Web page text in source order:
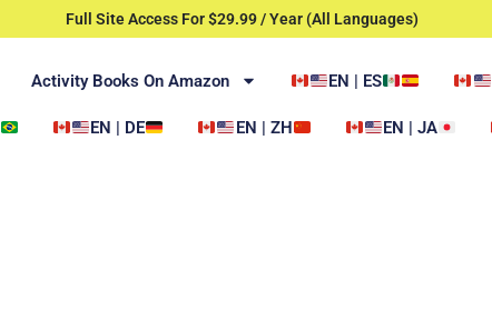
Full Site Access For $29.99 / Year (All Languages)
Activity Books On Amazon EN | ES
EN | DE EN | ZH EN | JA